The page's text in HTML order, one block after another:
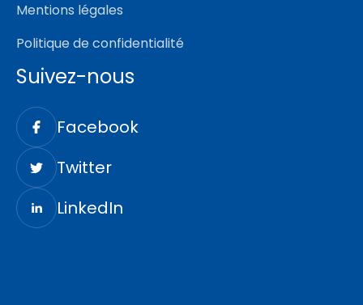
Mentions légales
Politique de confidentialité
Suivez-nous
Facebook
Twitter
LinkedIn